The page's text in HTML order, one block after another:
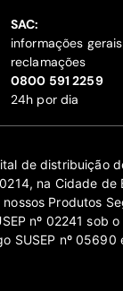
SAC:
informações
reclamações
‍0800 591 2259
24h por dia
de distribuição
na Cidade de
Produtos
nº 02241 sob
SUSEP nº 05690